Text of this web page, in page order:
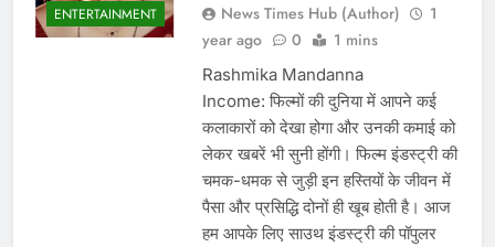
ENTERTAINMENT News Times Hub (Author)
1
year ago
0 1 mins
Rashmika Mandanna
Income: फिल्मों की दुनिया में आपने कई
कलाकारों को देखा होगा और उनकी कमाई को
लेकर खबरें भी सुनी होंगी। फिल्म इंडस्ट्री की
चमक-धमक से जुड़ी इन हस्तियों के जीवन में
पैसा और प्रसिद्धि दोनों ही खूब होती है। आज
हम आपके लिए साउथ इंडस्ट्री की पॉपुलर